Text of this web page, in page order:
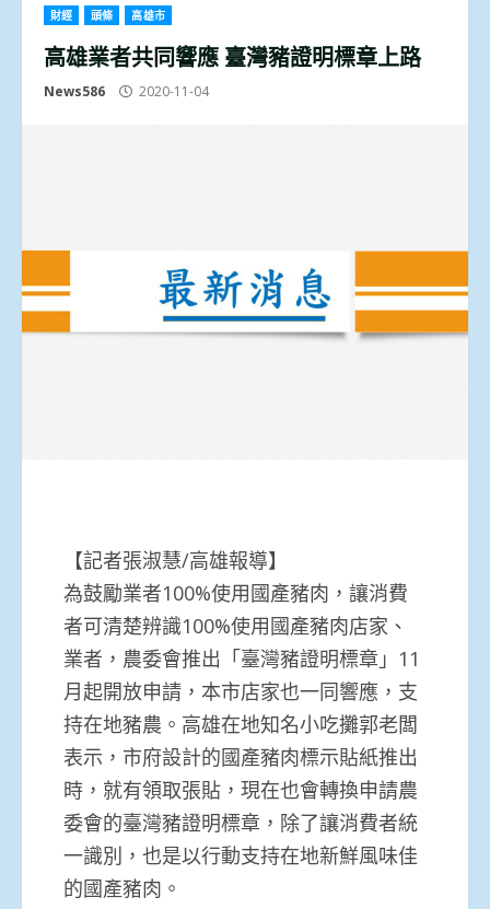
財經 頭條 高雄市
高雄業者共同響應 臺灣豬證明標章上路
News586 2020-11-04
【記者張淑慧/高雄報導】
為鼓勵業者100%使用國產豬肉，讓消費
者可清楚辨識100%使用國產豬肉店家、
業者，農委會推出「臺灣豬證明標章」11
月起開放申請，本市店家也一同響應，支
持在地豬農。高雄在地知名小吃攤郭老闆
表示，市府設計的國產豬肉標示貼紙推出
時，就有領取張貼，現在也會轉換申請農
委會的臺灣豬證明標章，除了讓消費者統
一識別，也是以行動支持在地新鮮風味佳
的國產豬肉。